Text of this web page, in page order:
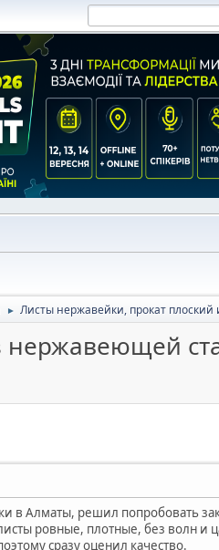
► Листы нержавейки, прокат
нержавеющей
в Алматы, решил попробовать
ровные, плотные, без волн
сразу оценил качество.